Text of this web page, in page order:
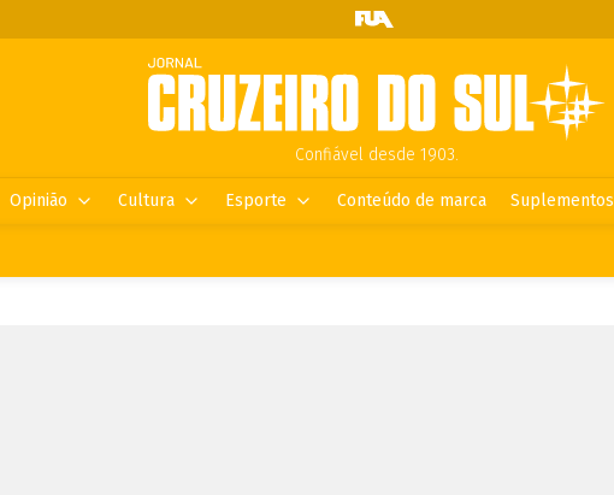
Confiável desde 1903.
Opinião Cultura Esporte Conteúdo de marca Suplementos